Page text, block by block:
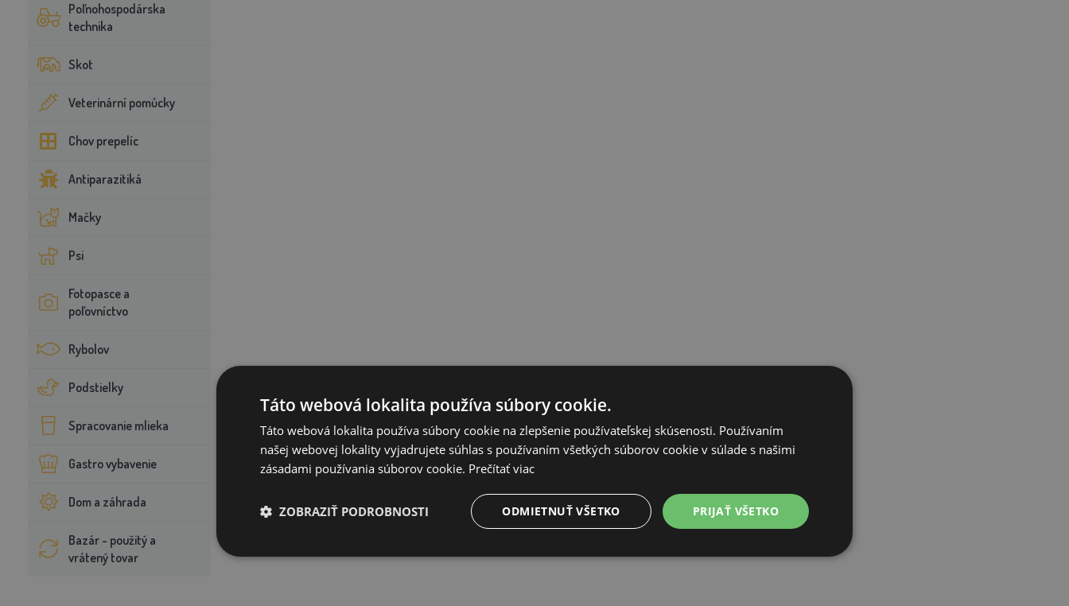
Poľnohospodárska
technika
Skot
Veterinární pomůcky
Chov prepelíc
Antiparazitiká
Mačky
Psi
Fotopasce a
poľovníctvo
Rybolov
Podstielky
Spracovanie mlieka
Gastro vybavenie
Dom a záhrada
Bazár - použitý a
vrátený tovar
Táto webová lokalita používa súbory cookie.
Táto webová lokalita používa súbory cookie na zlepšenie používateľskej skúsenosti. Používaním
našej webovej lokality vyjadrujete súhlas s používaním všetkých súborov cookie v súlade s našimi
zásadami používania súborov cookie. Prečítať viac
PRIJAŤ VŠETKO
ODMIETNUŤ VŠETKO
ZOBRAZIŤ PODROBNOSTI